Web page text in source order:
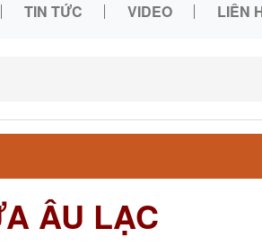
TIN TỨC VIDEO LIÊN
ÂU LẠC